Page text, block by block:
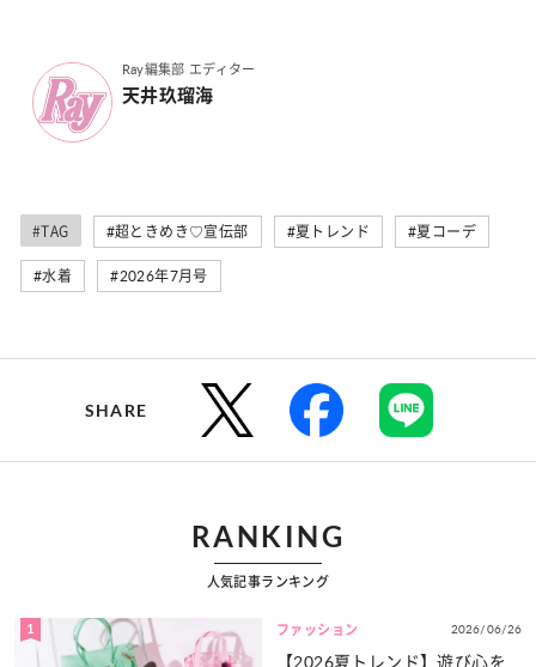
Ray編集部 エディター
天井玖瑠海
#TAG #超ときめき♡宣伝部 #夏トレンド #夏コーデ
#水着 #2026年7月号
SHARE
RANKING
人気記事ランキング
1 ファッション 2026/06/26
【2026夏トレンド】遊び心を